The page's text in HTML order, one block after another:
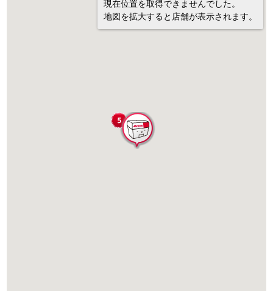
現在位置を取得できませんでした。
地図を拡大すると店舗が表示されます。